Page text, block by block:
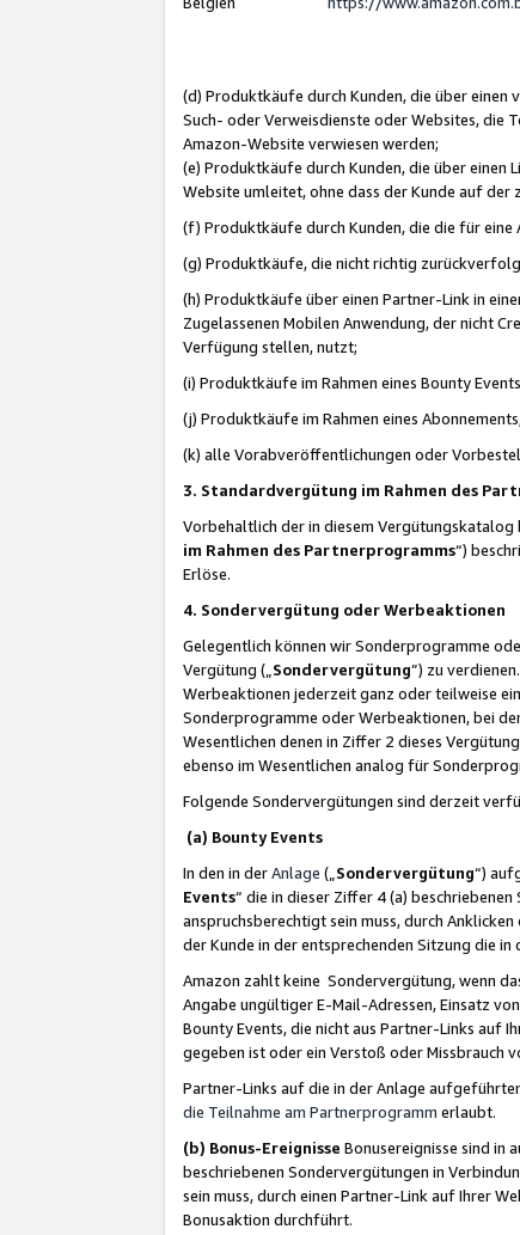
(d) Produktkäufe durch Kunden, die über einen
Such- oder Verweisdienste oder Websites, die
Amazon-Website verwiesen werden;
(e) Produktkäufe durch Kunden, die über einen
Website umleitet, ohne dass der Kunde auf der
(f) Produktkäufe durch Kunden, die die für
(g) Produktkäufe, die nicht richtig
(h) Produktkäufe über einen Partner-Link in
Zugelassenen Mobilen Anwendung, der nicht
Verfügung stellen, nutzt;
(i) Produktkäufe im Rahmen eines Bounty
(j) Produktkäufe im Rahmen eines
(k) alle Vorabveröffentlichungen oder
3. Standardvergütung im Rahmen des
Vorbehaltlich der in diesem Vergütungskatalog
im Rahmen des Partnerprogramms“)
Erlöse.
4. Sondervergütung oder Werbeaktionen
Gelegentlich können wir Sonderprogramme
Vergütung („ Sondervergütung”) zu
Werbeaktionen jederzeit ganz oder teilweise
Sonderprogramme oder Werbeaktionen, bei
Wesentlichen denen in Ziffer 2 dieses
ebenso im Wesentlichen analog für
Folgende Sondervergütungen sind derzeit
(a) Bounty Events
In den in derAnlage („ Sondervergütung“)
Events“ die in dieser Ziffer 4 (a)
anspruchsberechtigt sein muss, durch
der Kunde in der entsprechenden Sitzung die
Amazon zahlt keine Sondervergütung, wenn
Angabe ungültiger E-Mail-Adressen, Einsatz
Bounty Events, die nicht aus Partner-Links auf
gegeben ist oder ein Verstoß oder Missbrauch
Partner-Links auf die in der Anlage
die Teilnahme am Partnerprogramm erlaubt.
(b) Bonus-Ereignisse Bonusereignisse sind in
beschriebenen Sondervergütungen in
sein muss, durch einen Partner-Link auf Ihrer
Bonusaktion durchführt.